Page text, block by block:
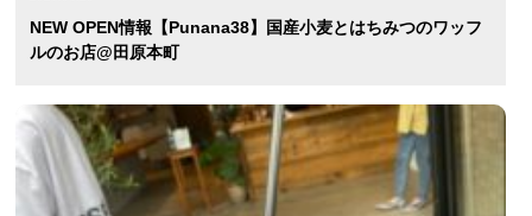
NEW OPEN情報【punana38】国産小麦とはちみつのワッフ
ルのお店@田原本町